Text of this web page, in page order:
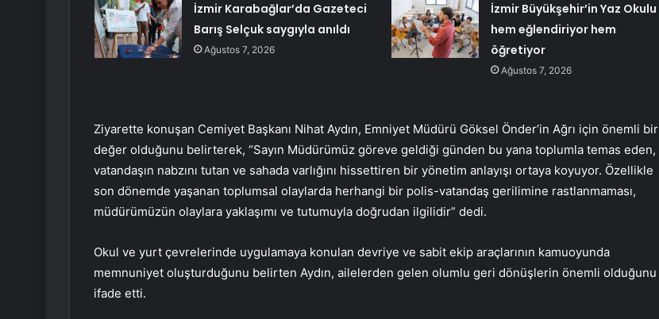
İzmir Karabağlar’da Gazeteci
Barış Selçuk saygıyla anıldı
Ağustos 7, 2026
İzmir Büyükşehir’in Yaz Okulu
hem eğlendiriyor hem
öğretiyor
Ağustos 7, 2026
Ziyarette konuşan Cemiyet Başkanı Nihat Aydın, Emniyet Müdürü Göksel Önder’in Ağrı için önemli bir
değer olduğunu belirterek, “Sayın Müdürümüz göreve geldiği günden bu yana toplumla temas eden,
vatandaşın nabzını tutan ve sahada varlığını hissettiren bir yönetim anlayışı ortaya koyuyor. Özellikle
son dönemde yaşanan toplumsal olaylarda herhangi bir polis-vatandaş gerilimine rastlanmaması,
müdürümüzün olaylara yaklaşımı ve tutumuyla doğrudan ilgilidir” dedi.
Okul ve yurt çevrelerinde uygulamaya konulan devriye ve sabit ekip araçlarının kamuoyunda
memnuniyet oluşturduğunu belirten Aydın, ailelerden gelen olumlu geri dönüşlerin önemli olduğunu
ifade etti.